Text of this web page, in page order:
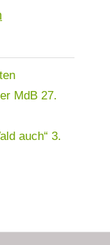
MdB 27.
auch“ 3.